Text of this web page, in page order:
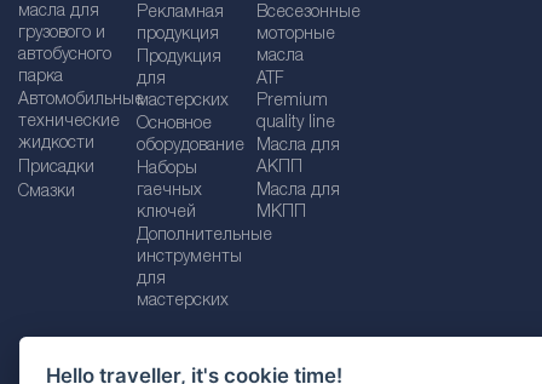
Hello traveller, it's cookie time!
масла для
грузового и
автобусного
парка
Автомобильные
технические
жидкости
Присадки
Смазки
Рекламная
продукция
Продукция
для
мастерских
Основное
оборудование
Наборы
гаечных
ключей
Дополнительные
инструменты
для
мастерских
Bсесезонные
моторные
масла
ATF
Premium
quality line
Масла для
АКПП
Масла для
МКПП